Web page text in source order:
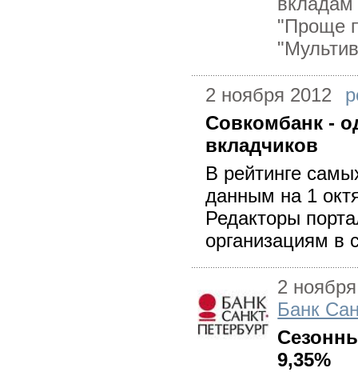
"Проще
2 ноября 2012
Совкомбанк -
вкладчиков
В рейтинге
данным на 1
Редакторы
организациям в
2
Банк
9,35%